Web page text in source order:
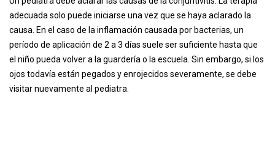
adecuada solo puede iniciarse una vez que se haya aclarado la
causa. En el caso de la inflamación causada por bacterias, un
período de aplicación de 2 a 3 días suele ser suficiente hasta que
el niño pueda volver a la guardería o la escuela. Sin embargo, si los
ojos todavía están pegados y enrojecidos severamente, se debe
visitar nuevamente al pediatra.